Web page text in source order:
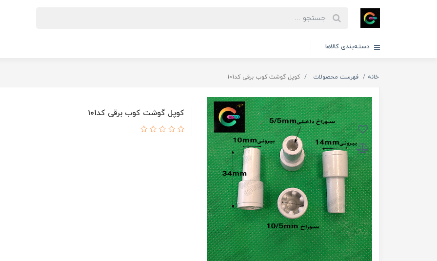
دسته‌بندی کالاها
خانه فهرست محصولات کوپل گوشت کوب برقی کد101
کوپل گوشت کوب برقی کد101